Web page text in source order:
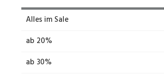
Alles im Sale
ab 20%
ab 30%